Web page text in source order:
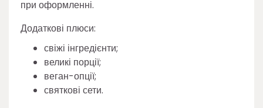
при оформленні.
Додаткові плюси:
свіжі інгредієнти;
великі порції;
веган-опції;
святкові сети.